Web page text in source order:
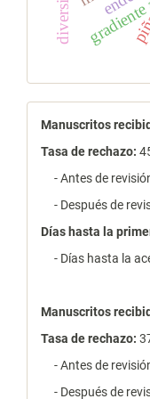
Manuscritos
Tasa de rechazo:
- Antes de
- Después de
Días hasta la
- Días hasta la
Manuscritos
Tasa de rechazo:
- Antes de
- Después de